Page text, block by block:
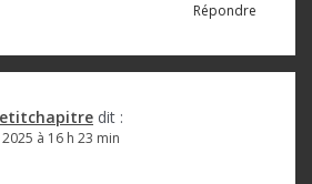
Répondre
dit :
à 16 h 23 min